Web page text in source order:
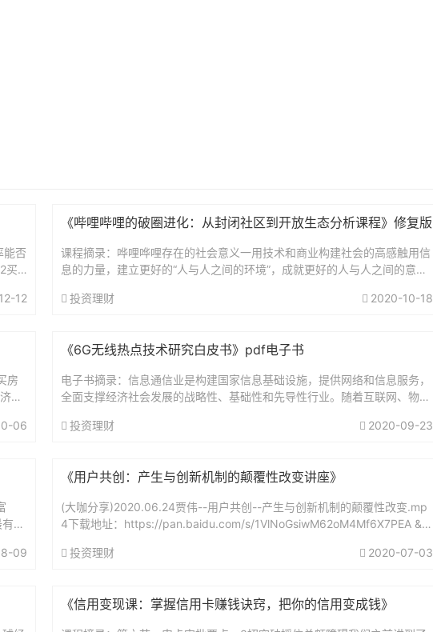
能否
买
12
《哔哩哔哩的破圈进化：从封闭社区到开放生态分析课程》修复版
课程摘录：哗哩哗哩存在的社会意义一用技术和商业构建社会的高感触用信
息的力量，建立更好的“人与人之间的环境”，成就更好的人与人之间的意
爱。”...
投资理财 2020-10-18
房
：
06
《6G无线热点技术研究白皮书》pdf电子书
电子书摘录：信息通信业是构建国家信息基础设施，提供网络和信息服务，
全面支撑经济社会发展的战略性、基础性和先导性行业。随着互联网、物联
信...投资理财 2020-09-23
名
09
《用户共创：产生与创新机制的颠覆性改变讲座》
(大咖分享)2020.06.24贾伟--用户共创--产生与创新机制的颠覆性改变.mp
4下载地址：https://pan.baidu.com/s/1VlNoGsiwM62oM4Mf6X7PEA &n
投资理财
2020-07-03
《信用变现课：掌握信用卡赚钱诀窍，把你的信用变成钱》